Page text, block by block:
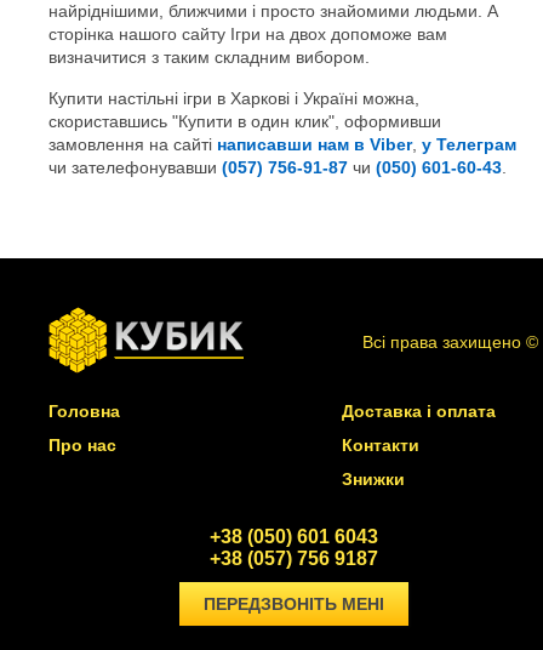
найріднішими, ближчими і просто знайомими людьми. А
сторінка нашого сайту Ігри на двох допоможе вам
визначитися з таким складним вибором.
Купити настільні ігри в Харкові і Україні можна,
скориставшись "Купити в один клик", оформивши
замовлення на сайті написавши нам в Viber, у Телеграм
чи зателефонувавши (057) 756-91-87 чи (050) 601-60-43.
Всі права захищено ©
Головна
Про нас
Доставка і оплата
Контакти
Знижки
+38 (050) 601 6043
+38 (057) 756 9187
ПЕРЕДЗВОНІТЬ МЕНІ